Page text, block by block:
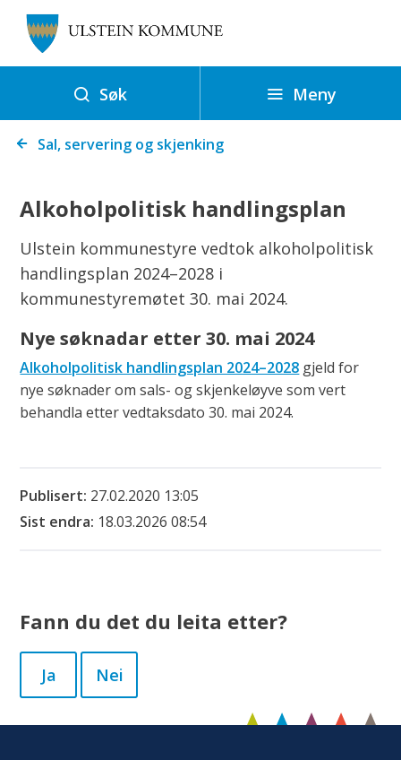
s
e
k
o
m
u
e
Søk Meny
Du Sal, servering og skjenking
Alkoholpolitisk handlingsplan
Ulstein kommunestyre vedtok alkoholpolitisk
handlingsplan 2024–2028 i
kommunestyremøtet 30. mai 2024.
Nye søknadar etter 30. mai 2024
Alkoholpolitisk handlingsplan 2024–2028 gjeld for
nye søknader om sals- og skjenkeløyve som vert
behandla etter vedtaksdato 30. mai 2024.
Publisert 27.02.2020 13:05
Sist endra 18.03.2026 08:54
Fann du det du leita etter?
Ja Nei